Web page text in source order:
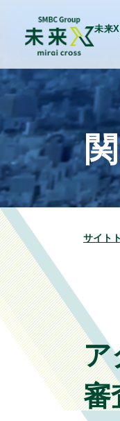
未来
サイト
ア
審